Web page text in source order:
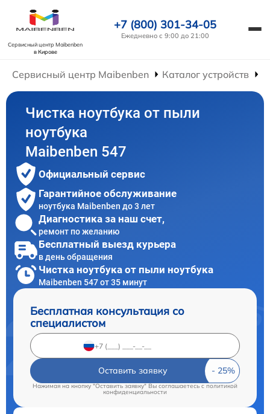
Сервисный центр Maibenben
в Кирове
+7 (800) 301-34-05
Ежедневно с 9:00 до 21:00
Сервисный центр Maibenben Каталог устройств
Чистка ноутбука от пыли
ноутбука
Maibenben 547
Официальный сервис
Гарантийное обслуживание
ноутбука Maibenben до 3 лет
Диагностика за наш счет,
ремонт по желанию
Бесплатный выезд курьера
в день обращения
Чистка ноутбука от пыли ноутбука
Maibenben 547 от 35 минут
Бесплатная консультация со
специалистом
Оставить заявку
Нажимая на кнопку "Оставить заявку" Вы соглашаетесь cполитикой
конфиденциальности